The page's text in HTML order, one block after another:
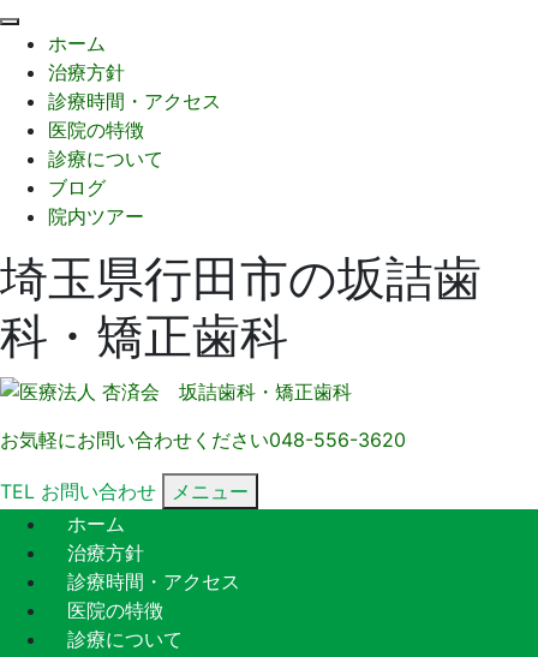
ホーム
治療方針
診療時間・アクセス
医院の特徴
診療について
ブログ
院内ツアー
埼玉県行田市の坂詰歯
科・矯正歯科
お気軽にお問い合わせください048-556-3620
TEL お問い合わせ
メニュー
ホーム
治療方針
診療時間・アクセス
医院の特徴
診療について